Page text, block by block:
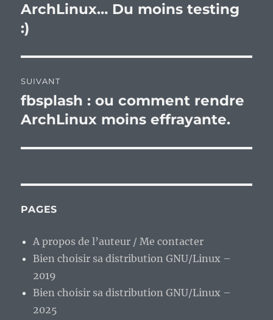
l’article
précédente :
ArchLinux… Du moins testing
:)
SUIVANT
Publication
suivante :
fbsplash : ou comment rendre
ArchLinux moins effrayante.
PAGES
A propos de l’auteur / Me contacter
Bien choisir sa distribution GNU/Linux –
2019
Bien choisir sa distribution GNU/Linux –
2025